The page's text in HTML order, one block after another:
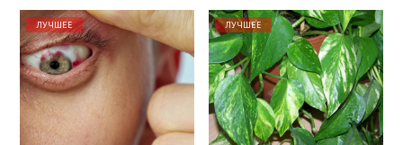
ЛУЧШЕЕ ЛУЧШЕЕ